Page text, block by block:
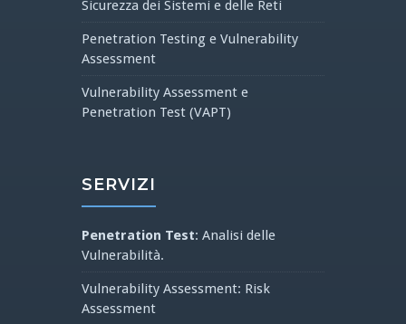
Sicurezza dei Sistemi e delle Reti
Penetration Testing e Vulnerability
Assessment
Vulnerability Assessment e
Penetration Test (VAPT)
SERVIZI
Penetration Test: Analisi delle
Vulnerabilità.
Vulnerability Assessment: Risk
Assessment